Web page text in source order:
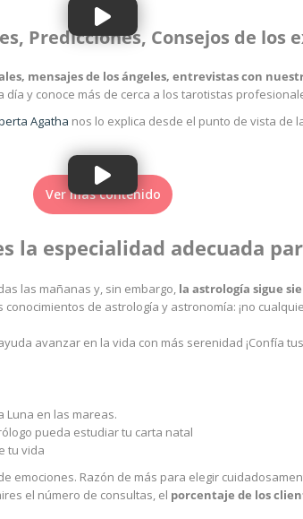
Predicciones, Consejos de los
mensajes de los ángeles, entrevistas con
día y conoce más de cerca a los tarotistas
Agatha nos lo explica desde el punto de vista de
Ver más contenido
la especialidad adecuada
las mañanas y, sin embargo, la astrología sigue
de astrología y astronomía: ¡no
avanzar en la vida con más serenidad ¡Confía
Luna en las mareas.
pueda estudiar tu carta natal
tu vida
emociones. Razón de más para elegir
el número de consultas, el porcentaje de los